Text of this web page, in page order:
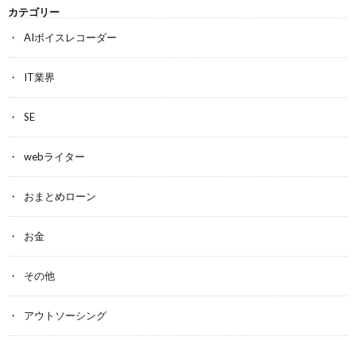
カテゴリー
AIボイスレコーダー
IT業界
SE
webライター
おまとめローン
お金
その他
アウトソーシング